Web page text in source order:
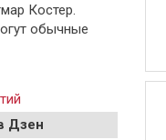
Костер.
обычные
Дзен